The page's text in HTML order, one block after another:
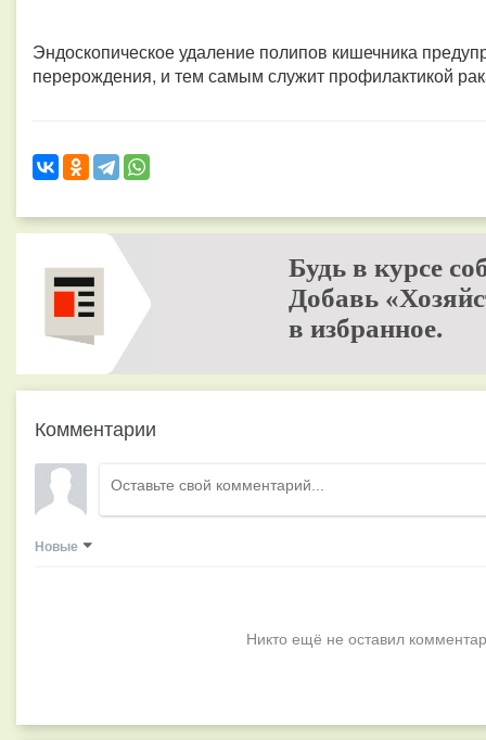
Эндоскопическое удаление полипов кишечника
перерождения, и тем самым служит профилактикой
Будь в курсе
Добавь
в избранное.
Комментарии
Новые
Никто ещё не оставил